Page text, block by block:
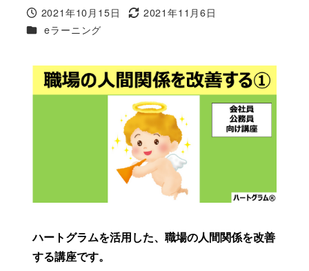
2021年10月15日
2021年11月6日
eラーニング
ハートグラムを活用した、職場の人間関係を改善
する講座です。